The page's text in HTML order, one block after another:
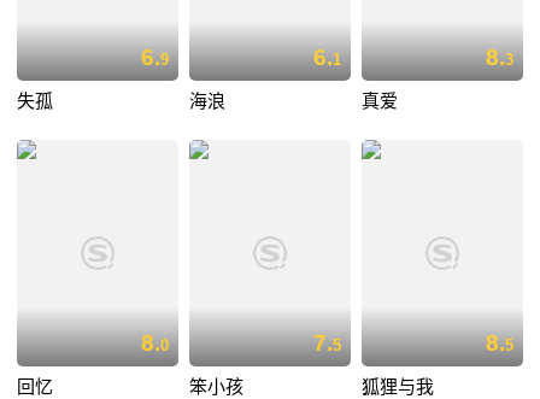
6.9
失孤
6.1
海浪
8.3
真爱
8.0
回忆
7.5
笨小孩
8.5
狐狸与我